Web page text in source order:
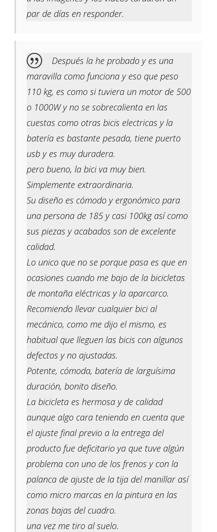
par de días en responder.
Después la he probado y es una
maravilla como funciona y eso que peso
110 kg, es como si tuviera un motor de 500
o 1000W y no se sobrecalienta en las
cuestas como otras bicis electricas y la
batería es bastante pesada, tiene puerto
usb y es muy duradera.
pero bueno, la bici va muy bien.
Simplemente extraordinaria.
Su diseño es cómodo y ergonómico para
una persona de 185 y casi 100kg así como
sus piezas y acabados son de excelente
calidad.
Lo unico que no se porque pasa es que en
ocasiones cuando me bajo de la bicicletas
de montaña eléctricas y la aparcarco.
Recomiendo llevar cualquier bici al
mecánico, como me dijo el mismo, es
habitual que lleguen las bicis con algunos
defectos y no ajustadas.
Potente, cómoda, batería de larguísima
duración, bonito diseño.
La bicicleta es hermosa y de calidad
aunque algo cara teniendo en cuenta que
el ajuste final previo a la entrega del
producto fue deficitario ya que tuve algún
problema con uno de los frenos y con la
palanca de ajuste de la tija del manillar así
como micro marcas en la pintura en las
zonas bajas del cuadro.
una vez me tiro al suelo.